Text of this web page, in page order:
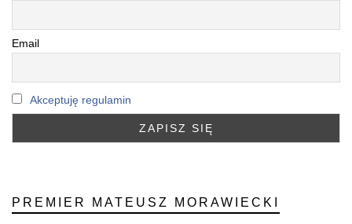
Email
Akceptuję regulamin
PREMIER MATEUSZ MORAWIECKI